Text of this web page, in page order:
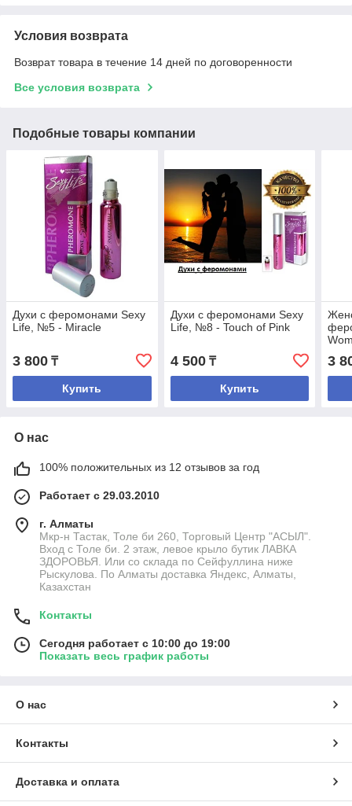
Условия возврата
Возврат товара в течение 14 дней по договоренности
Все условия возврата
Подобные товары компании
Духи с феромонами Sexy
Life, №5 - Miracle
3 800 ₸
Купить
Духи с феромонами Sexy
Life, №8 - Touch of Pink
4 500₸
Купить
3
О нас
100% положительных из 12 отзывов за год
Работает с 29.03.2010
г. Алматы
Мкр-н Тастак, Толе би 260, Торговый Центр "АСЫЛ".
Вход с Толе би. 2 этаж, левое крыло бутик ЛАВКА
ЗДОРОВЬЯ. Или со склада по Сейфуллина ниже
Рыскулова. По Алматы доставка Яндекс, Алматы,
Казахстан
Контакты
Сегодня работает с 10:00 до 19:00
Показать весь график работы
О нас
Контакты
Доставка и оплата